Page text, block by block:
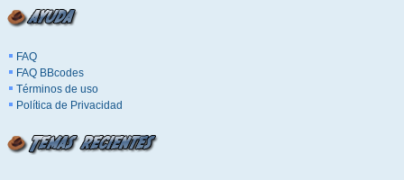
FAQ
FAQ BBcodes
Términos de uso
Política de Privacidad